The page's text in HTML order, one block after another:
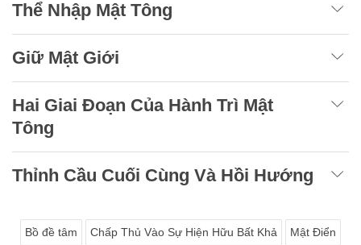
Thể Nhập Mật Tông
Giữ Mật Giới
Hai Giai Đoạn Của Hành Trì Mật
Tông
Thỉnh Cầu Cuối Cùng Và Hồi Hướng
Bồ đề tâm Chấp Thủ Vào Sự Hiện Hữu Bất Khả Mật Điển